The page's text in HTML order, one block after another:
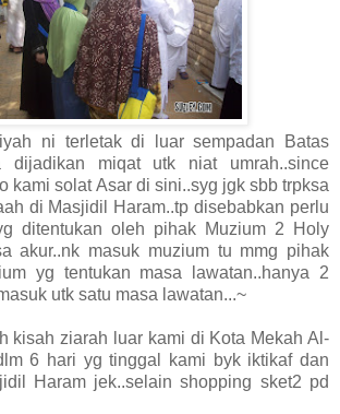
ni terletak di luar sempadan Batas
dijadikan miqat utk niat umrah..since
kami solat Asar di sini..syg jgk sbb trpksa
di Masjidil Haram..tp disebabkan perlu
ditentukan oleh pihak Muzium 2 Holy
akur..nk masuk muzium tu mmg pihak
yg tentukan masa lawatan..hanya 2
utk satu masa lawatan...~
kisah ziarah luar kami di Kota Mekah Al-
6 hari yg tinggal kami byk iktikaf dan
Haram jek..selain shopping sket2 pd